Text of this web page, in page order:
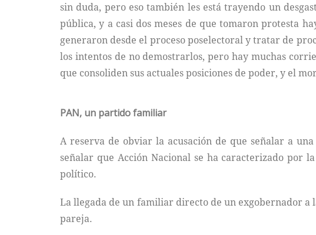
sin duda, pero eso también les está trayendo un
pública, y a casi dos meses de que tomaron protesta
generaron desde el proceso poselectoral y tratar de
los intentos de no demostrarlos, pero hay muchas
que consoliden sus actuales posiciones de poder, y el
PAN, un partido familiar
A reserva de obviar la acusación de que señalar a
señalar que Acción Nacional se ha caracterizado
político.
La llegada de un familiar directo de un exgobernador
pareja.